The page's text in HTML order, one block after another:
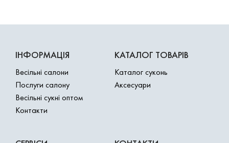
ІНФОРМАЦІЯ
Весільні салони
Послуги салону
Весільні сукні оптом
Контакти
КАТАЛОГ ТОВАРІВ
Каталог суконь
Аксесуари